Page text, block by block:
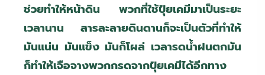
ช่วยทำให้หน้าดิน พวกที่ใช้ปุ๋ยเคมีมาเป็นระยะ
เวลานาน สารละลายดินดานก็จะเป็นตัวที่ทำให้
มันแน่น มันแข็ง มันก็โผล่ เวลารดน้ำฝนตกมัน
ก็ทำให้เจือจางพวกกรดจากปุ๋ยเคมีได้อีกทาง